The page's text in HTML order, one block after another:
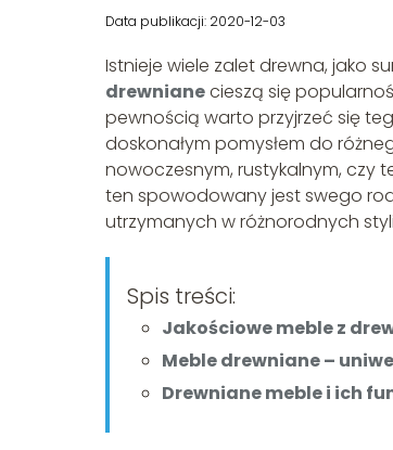
Data publikacji: 2020-12-03
Istnieje wiele zalet drewna, jako
drewnianecieszą się
pewnością warto przyjrzeć się
doskonałym pomysłem do
nowoczesnym, rustykalnym, czy
ten spowodowany jest swego
utrzymanych w różnorodnych
Spis treści:
Jakościowe meble z
Meble drewniane –
Drewniane meble i ich